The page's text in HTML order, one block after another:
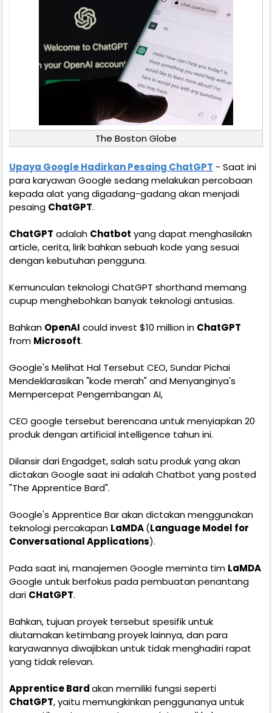
The Boston Globe
Upaya Google Hadirkan Pesaing ChatGPT - Saat ini
para karyawan Google sedang melakukan percobaan
kepada alat yang digadang-gadang akan menjadi
pesaing ChatGPT.
ChatGPT adalah Chatbot yang dapat menghasilakn
article, cerita, lirik bahkan sebuah kode yang sesuai
dengan kebutuhan pengguna.
Kemunculan teknologi ChatGPT shorthand memang
cupup menghebohkan banyak teknologi antusias.
Bahkan OpenAI could invest $10 million in ChatGPT
from Microsoft.
Google's Melihat Hal Tersebut CEO, Sundar Pichai
Mendeklarasikan "kode merah" and Menyanginya's
Mempercepat Pengembangan AI,
CEO google tersebut berencana untuk menyiapkan 20
produk dengan artificial intelligence tahun ini.
Dilansir dari Engadget, salah satu produk yang akan
dictakan Google saat ini adalah Chatbot yang posted
"The Apprentice Bard".
Google's Apprentice Bar akan dictakan menggunakan
teknologi percakapan LaMDA(Language Model for
Conversational Applications).
Pada saat ini, manajemen Google meminta tim LaMDA
Google untuk berfokus pada pembuatan penantang
dari CHatGPT.
Bahkan, tujuan proyek tersebut spesifik untuk
diutamakan ketimbang proyek lainnya, dan para
karyawannya diwajibkan untuk tidak menghadiri rapat
yang tidak relevan.
Apprentice Bardakan memiliki fungsi seperti
ChatGPT, yaitu memungkinkan penggunanya untuk